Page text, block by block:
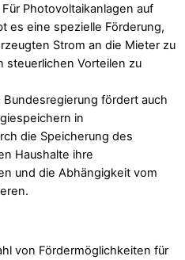
Für Photovoltaikanlagen auf
es eine spezielle Förderung,
Strom an die Mieter zu
steuerlichen Vorteilen zu
Bundesregierung fördert auch
in
die Speicherung des
Haushalte ihre
und die Abhängigkeit vom
von Fördermöglichkeiten für